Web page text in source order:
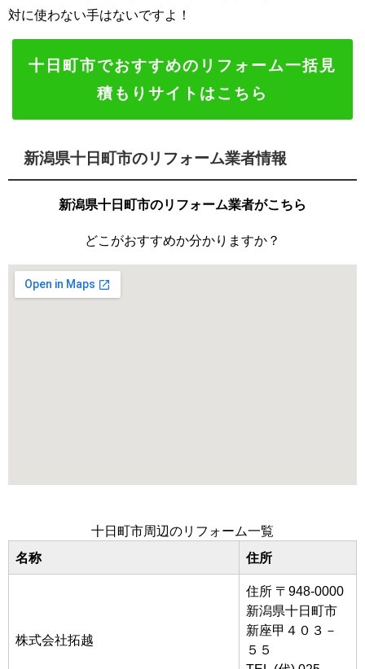
対に使わない手はないですよ！
十日町市でおすすめのリフォーム一括見
積もりサイトはこちら
新潟県十日町市のリフォーム業者情報
新潟県十日町市のリフォーム業者がこちら
どこがおすすめか分かりますか？
十日町市周辺のリフォーム一覧
名称 住所
株式会社拓越
住所 〒948-0000
新潟県十日町市
新座甲４０３－
５５